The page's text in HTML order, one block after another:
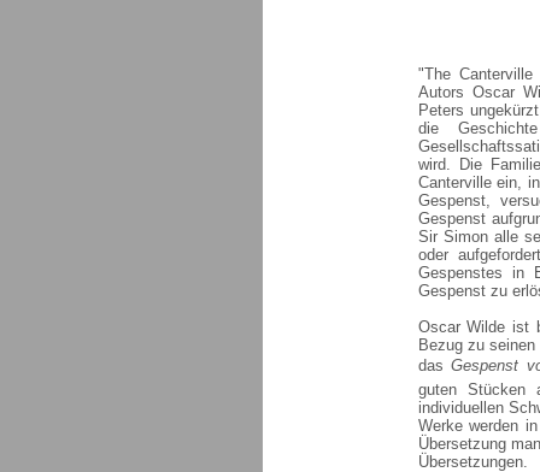
"The
Autors Oscar
Peters
die
wird. Die
Canterville ein,
Gespenst,
Gespenst
Sir Simon alle
oder
Gespenstes in
Gespenst zu
Oscar Wilde ist
Bezug zu
dasGespenst
guten Stücken
individuellen
Werke werden
Übersetzung
Übersetzungen.